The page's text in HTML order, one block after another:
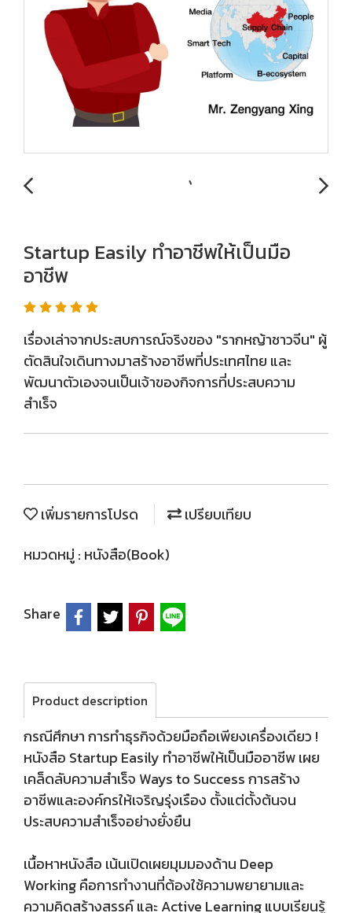
Startup Easily ทำอาชีพให้เป็นมือ
อาชีพ
เรื่องเล่าจากประสบการณ์จริงของ "รากหญ้าชาวจีน" ผู้
ตัดสินใจเดินทางมาสร้างอาชีพที่ประเทศไทย และ
พัฒนาตัวเองจนเป็นเจ้าของกิจการที่ประสบความ
สำเร็จ
เพิ่มรายการโปรด
เปรียบเทียบ
หมวดหมู่ : หนังสือ(Book)
Share
Product description
กรณีศึกษา การทำธุรกิจด้วยมือถือเพียงเครื่องเดียว !
หนังสือ Startup Easily ทำอาชีพให้เป็นมืออาชีพ เผย
เคล็ดลับความสำเร็จ Ways to Success การสร้าง
อาชีพและองค์กรให้เจริญรุ่งเรือง ตั้งแต่ตั้งต้นจน
ประสบความสำเร็จอย่างยั่งยืน
เนื้อหาหนังสือ เน้นเปิดเผยมุมมองด้าน Deep
Working คือการทำงานที่ต้องใช้ความพยายามและ
ความคิดสร้างสรรค์ และ Active Learning แบบเรียนรู้